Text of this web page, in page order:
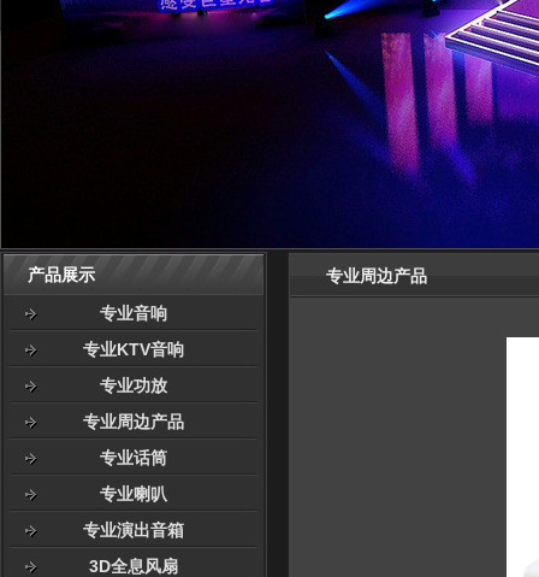
产品展示
专业音响
专业KTV音响
专业功放
专业周边产品
专业话筒
专业喇叭
专业演出音箱
3D全息风扇
专业周边产品